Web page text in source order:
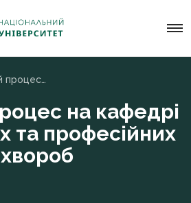
на кафедрі
та професійних
хвороб